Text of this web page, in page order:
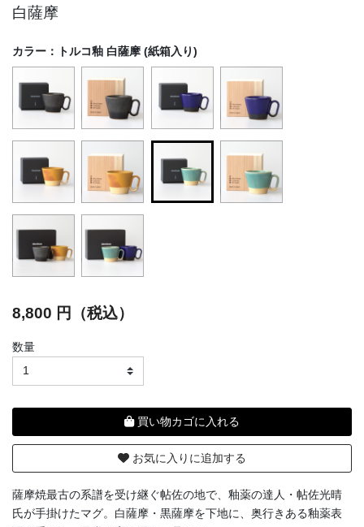
白薩摩
薩摩焼最古の系譜を受け継ぐ帖佐の地で、釉薬の達人・帖佐光晴
氏が手掛けたマグ。白薩摩・黒薩摩を下地に、奥行きある釉薬表
カラー： トルコ釉 白薩摩 (紙箱入り)
8,800 円（税込）
数量
買い物カゴに入れる
お気に入りに追加する